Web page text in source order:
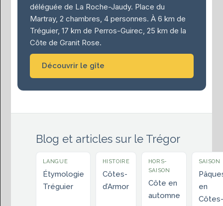
déléguée de La Roche-Jaudy. Place du
Martray, 2 chambres, 4 personnes. À 6 km de
Tréguier, 17 km de Perros-Guirec, 25 km de la
Côte de Granit Rose.
Découvrir le gîte
Blog et articles sur le Trégor
LANGUE
Étymologie
Tréguier
HISTOIRE
Côtes-
d’Armor
HORS-
SAISON
Côte en
automne
SAISON
en
Côtes-